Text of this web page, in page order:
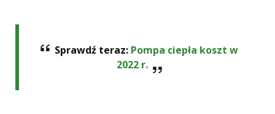
Sprawdź teraz: Pompa ciepła koszt w
2022 r.